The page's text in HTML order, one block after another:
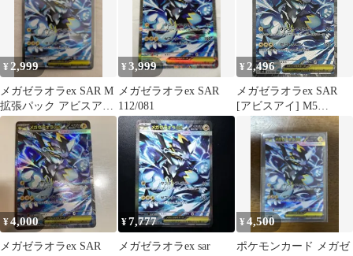
¥ 2,999
メガゼラオラex SAR M
拡張パック アビスアイ
キラ 112/081
¥3,999
メガゼラオラex SAR
112/081
¥ 2,496
メガゼラオラex SAR
[アビスアイ] M5
112/081 傷有り ポケモ
ンカード ポケカ
¥4,000
メガゼラオラex SAR
¥7,777
メガゼラオラex sar
¥4,500
ポケモンカード メガゼ